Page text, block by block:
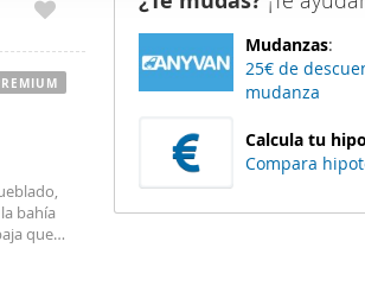
funciones
del
bahía
que
Mudanzas:
25€ de
mudanza
Calcula tu
Compara